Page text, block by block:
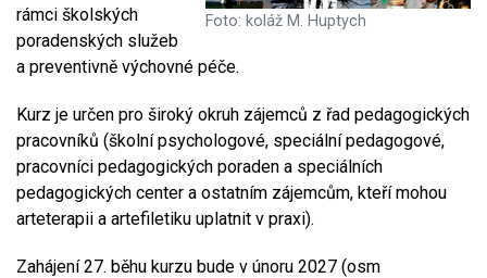
Foto: koláž M. Huptych
rámci školských
poradenských služeb
a preventivně výchovné péče.
Kurz je určen pro široký okruh zájemců z řad pedagogických
pracovníků (školní psychologové, speciální pedagogové,
pracovníci pedagogických poraden a speciálních
pedagogických center a ostatním zájemcům, kteří mohou
arteterapii a artefiletiku uplatnit v praxi).
Zahájení 27. běhu kurzu bude v únoru 2027 (osm